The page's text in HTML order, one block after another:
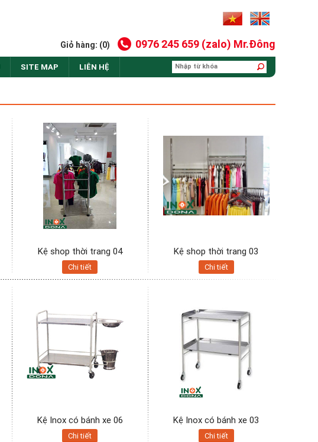
Giỏ hàng: (0) 0976 245 659 (zalo) Mr.Đông
SITE MAP LIÊN HỆ
Kệ shop thời trang 04
Chi tiết
Kệ shop thời trang 03
Chi tiết
Kệ Inox có bánh xe 06
Chi tiết
Kệ Inox có bánh xe 03
Chi tiết